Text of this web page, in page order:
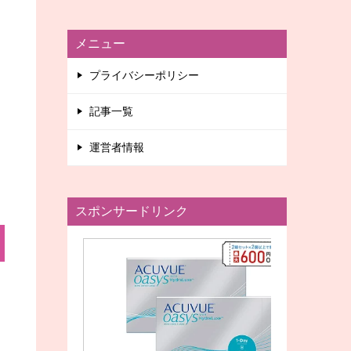
メニュー
プライバシーポリシー
記事一覧
運営者情報
スポンサードリンク